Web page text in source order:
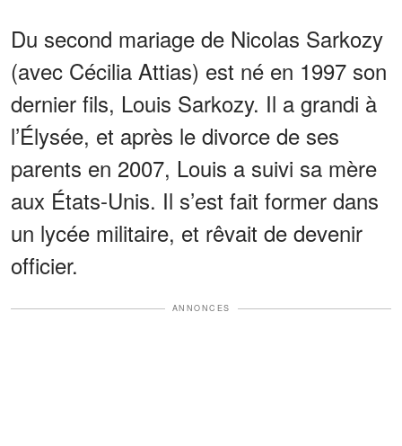
Du second mariage de Nicolas Sarkozy
(avec Cécilia Attias) est né en 1997 son
dernier fils, Louis Sarkozy. Il a grandi à
l’Élysée, et après le divorce de ses
parents en 2007, Louis a suivi sa mère
aux États-Unis. Il s’est fait former dans
un lycée militaire, et rêvait de devenir
officier.
ANNONCES